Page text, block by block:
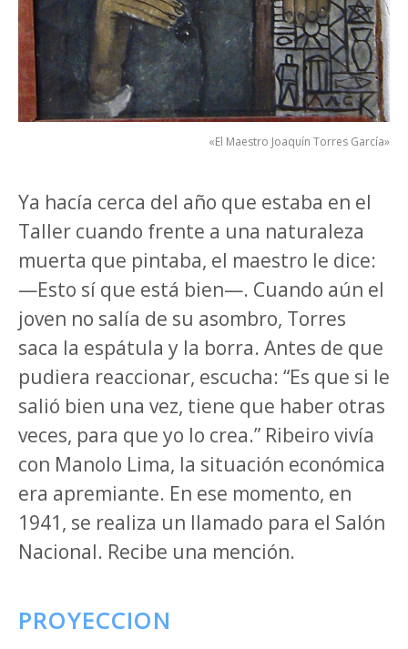
«El Maestro Joaquín Torres García»
Ya hacía cerca del año que estaba en el
Taller cuando frente a una naturaleza
muerta que pintaba, el maestro le dice:
—Esto sí que está bien—. Cuando aún el
joven no salía de su asombro, Torres
saca la espátula y la borra. Antes de que
pudiera reaccionar, escucha: “Es que si le
salió bien una vez, tiene que haber otras
veces, para que yo lo crea.” Ribeiro vivía
con Manolo Lima, la situación económica
era apremiante. En ese momento, en
1941, se realiza un llamado para el Salón
Nacional. Recibe una mención.
PROYECCION